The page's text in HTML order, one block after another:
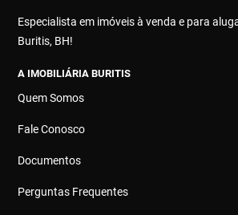
Especialista em imóveis à venda e para
Buritis, BH!
A IMOBILIÁRIA BURITIS
Quem Somos
Fale Conosco
Documentos
Perguntas Frequentes